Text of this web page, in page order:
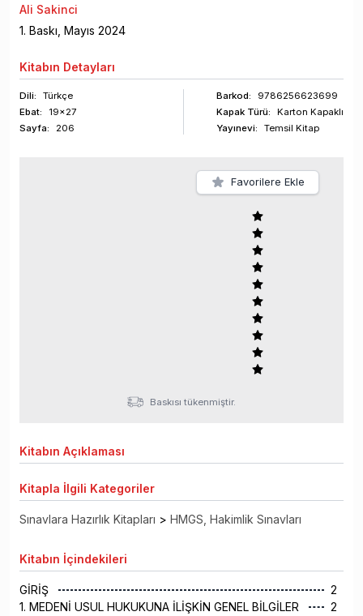
Ali Sakinci
1. Baskı, Mayıs 2024
Kitabın Detayları
Dili:
Türkçe
Ebat:
19x27
Sayfa: 206
Barkod:
9786256623699
Kapak Türü:
Karton Kapaklı
Yayınevi:
Temsil Kitap
Favorilere Ekle
Baskısı tükenmiştir.
Kitabın Açıklaması
Kitapla İlgili Kategoriler
Sınavlara Hazırlık Kitapları > HMGS, Hakimlik Sınavları
Kitabın İçindekileri
GİRİŞ
2
1. MEDENİ USUL HUKUKUNA İLİŞKİN GENEL BİLGİLER
2